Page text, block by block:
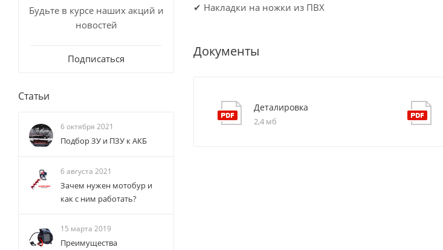
✔ Накладки на ножки из ПВХ
Документы
Деталировка
2,4 мб
Будьте в курсе наших акций и
новостей
Подписаться
Статьи
6 октября 2021
Подбор ЗУ и ПЗУ к АКБ
6 августа 2021
Зачем нужен мотобур и
как с ним работать?
15 марта 2019
Преимущества